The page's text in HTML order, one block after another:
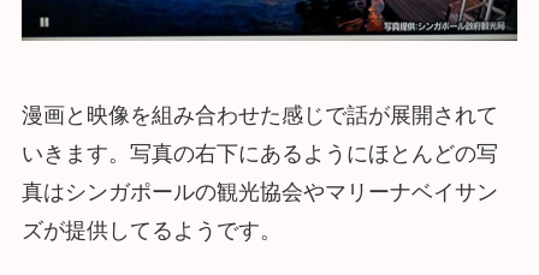
漫画と映像を組み合わせた感じで話が展開されて
いきます。写真の右下にあるようにほとんどの写
真はシンガポールの観光協会やマリーナベイサン
ズが提供してるようです。